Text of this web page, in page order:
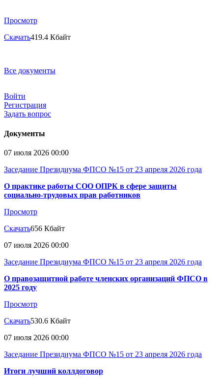
Просмотр
Скачать419.4 Кбайт
Все документы
Войти
Регистрация
Задать вопрос
Документы
07 июля 2026 00:00
Заседание Президиума ФПСО №15 от 23 апреля 2026 года
О практике работы СОО ОПРК в сфере защиты
социально-трудовых прав работников
Просмотр
Скачать656 Кбайт
07 июля 2026 00:00
Заседание Президиума ФПСО №15 от 23 апреля 2026 года
О правозащитной работе членских организаций ФПСО в
2025 году
Просмотр
Скачать530.6 Кбайт
07 июля 2026 00:00
Заседание Президиума ФПСО №15 от 23 апреля 2026 года
Итоги лучший коллдоговор